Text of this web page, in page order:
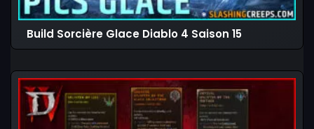
Build Sorcière Glace Diablo 4 Saison 15